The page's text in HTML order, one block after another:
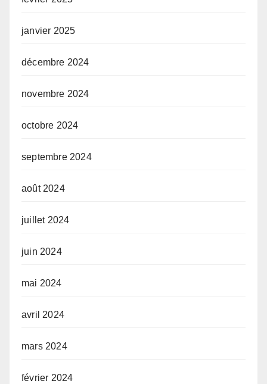
janvier 2025
décembre 2024
novembre 2024
octobre 2024
septembre 2024
août 2024
juillet 2024
juin 2024
mai 2024
avril 2024
mars 2024
février 2024